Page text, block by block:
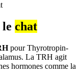
chat
pour Thyrotropin-
La TRH agit
hormones comme la